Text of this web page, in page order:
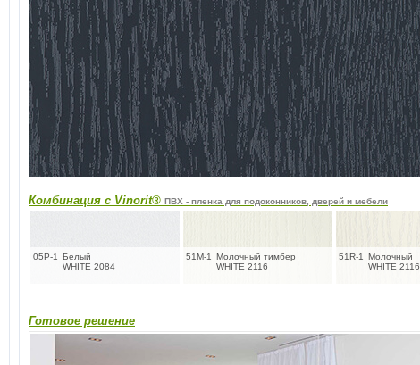
Комбинация с Vinorit® ПВХ - пленка для подоконников, дверей и мебели
05P-1
Белый
WHITE 2084
51M-1
Молочный тимбер
WHITE 2116
51R-1
Молочный
WHITE 2116
Готовое решение